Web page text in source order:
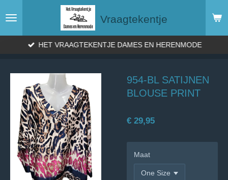
direct
Vraagtekentje
HET VRAAGTEKENTJE DAMES EN HERENMODE
954-BL SATIJNEN
BLOUSE PRINT
€ 29,95
Maat